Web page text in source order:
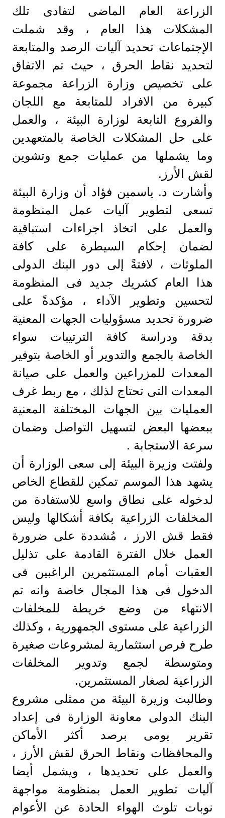
الزراعة العام الماضى لتفادى تلك
المشكلات هذا العام ، وقد شملت
الإجتماعات تحديد آليات الرصد والمتابعة
لتحديد نقاط الحرق ، حيث تم الاتفاق
على تخصيص وزارة الزراعة مجموعة
كبيرة من الافراد للمتابعة مع اللجان
والفروع التابعة لوزارة البيئة ، والعمل
على حل المشكلات الخاصة بالمتعهدين
وما يشملها من عمليات جمع وتشوين
لقش الأرز.
وأشارت د. ياسمين فؤاد أن وزارة البيئة
تسعى لتطوير آليات عمل المنظومة
والعمل على اتخاذ اجراءات استباقية
لضمان إحكام السيطرة على كافة
الملوثات ، لافتةً إلى دور البنك الدولى
هذا العام كشريك جديد فى المنظومة
لتحسين وتطوير الآداء ، مؤكدةً على
ضرورة تحديد مسؤوليات الجهات المعنية
بدقة ودراسة كافة الترتيبات سواء
الخاصة بالجمع والتدوير أو الخاصة بتوفير
المعدات للمزراعين والعمل على صيانة
المعدات التى تحتاج لذلك ، مع ربط غرف
العمليات بين الجهات المختلفة المعنية
ببعضها البعض لتسهيل التواصل وضمان
سرعة الاستجابة .
ولفتت وزيرة البيئة إلى سعى الوزارة أن
يشهد هذا الموسم تمكين للقطاع الخاص
لدخوله على نطاق واسع للاستفادة من
المخلفات الزراعية بكافة أشكالها وليس
فقط قش الارز ، مُشددة على ضرورة
العمل خلال الفترة القادمة على تذليل
العقبات أمام المستثمرين الراغبين فى
الدخول فى هذا المجال خاصة وانه تم
الانتهاء من وضع خريطة للمخلفات
الزراعية على مستوى الجمهورية ، وكذلك
طرح فرص استثمارية لمشروعات صغيرة
ومتوسطة لجمع وتدوير المخلفات
الزراعية لصغار المستثمرين.
وطالبت وزيرة البيئة من ممثلى مشروع
البنك الدولى معاونة الوزارة فى إعداد
تقرير يومى برصد أكثر الأماكن
والمحافظات ونقاط الحرق لقش الأرز ،
والعمل على تحديدها ، ويشمل أيضا
آليات تطوير العمل بمنظومة مواجهة
نوبات تلوث الهواء الحادة عن الأعوام